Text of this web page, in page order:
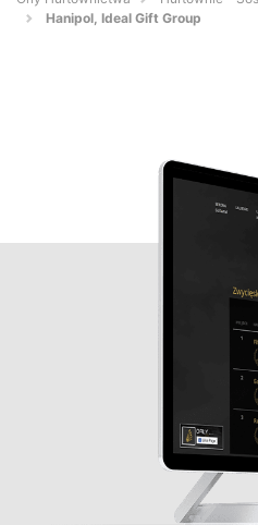
Hanipol, Ideal Gift Group